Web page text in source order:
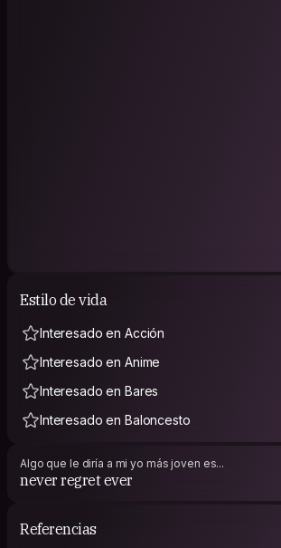
Estilo de vida
Interesado en Acción
Interesado en Anime
Interesado en Bares
Interesado en Baloncesto
Algo que le diría a mi yo más joven es...
never regret ever
Referencias